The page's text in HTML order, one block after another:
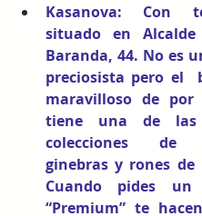
Kasanova: Con
situado en
Baranda, 44. No es
preciosista pero el
maravilloso de
tiene una de las
colecciones de
ginebras y rones de
Cuando pides un
“Premium” te